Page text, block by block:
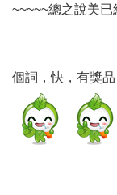
~~~~~總之說美
個詞，快，有獎